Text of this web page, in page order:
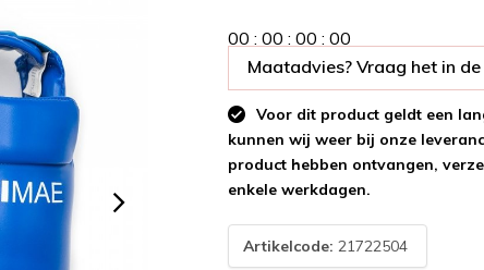
00 :00 :00 :00
Maatadvies? Vraag het in
Voor dit product geldt een
kunnen wij weer bij onze
product hebben ontvangen,
enkele werkdagen.
Artikelcode: 21722504